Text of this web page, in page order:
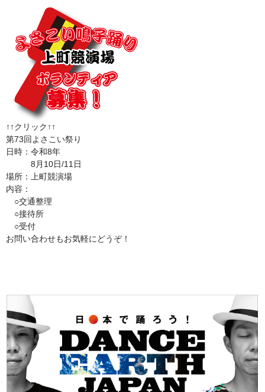
↑↑クリック↑↑
第73回よさこい祭り
日時：令和8年
8月10日/11日
場所：上町競演場
内容：
○交通整理
○接待所
○受付
お問い合わせもお気軽にどうぞ！